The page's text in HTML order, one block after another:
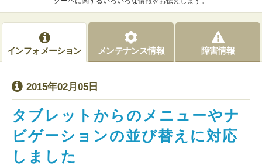
インフォメーション メンテナンス情報 障害情報
2015年02月05日
タブレットからのメニューやナ
ビゲーションの並び替えに対応
しました